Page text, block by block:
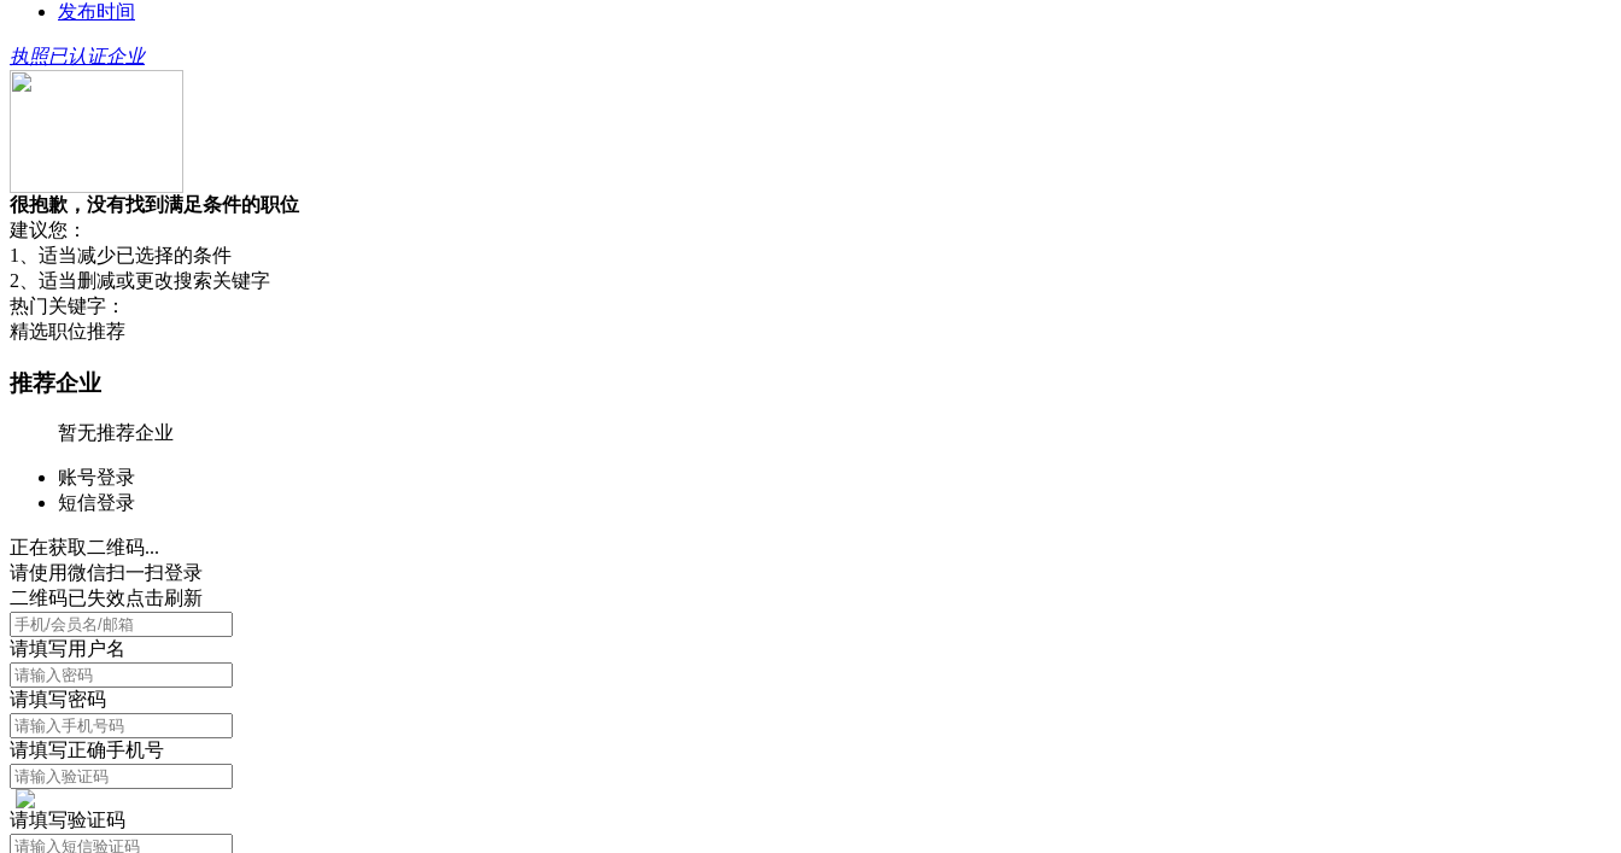
发布时间
执照已认证企业
很抱歉，没有找到满足条件的职位
建议您：
1、适当减少已选择的条件
2、适当删减或更改搜索关键字
热门关键字：
精选职位推荐
推荐企业
暂无推荐企业
账号登录
短信登录
正在获取二维码...
请使用微信扫一扫登录
二维码已失效点击刷新
请填写用户名
请填写密码
请填写正确手机号
请填写验证码